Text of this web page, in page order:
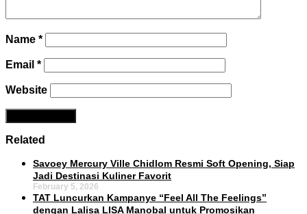
Name *
Email *
Website
Related
Savoey Mercury Ville Chidlom Resmi Soft Opening, Siap
Jadi Destinasi Kuliner Favorit
February 5, 2026
TAT Luncurkan Kampanye “Feel All The Feelings”
dengan Lalisa LISA Manobal untuk Promosikan